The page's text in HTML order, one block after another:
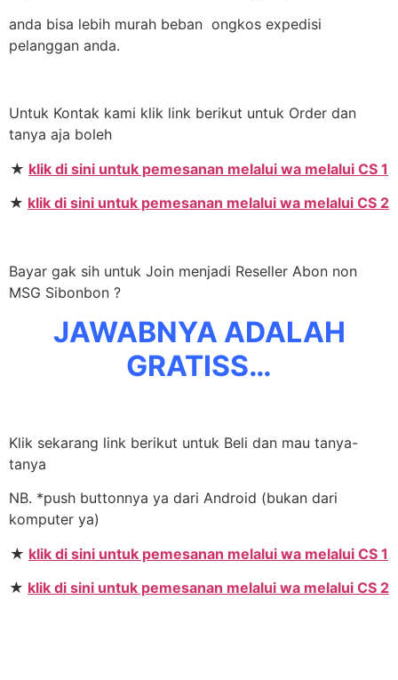
anda bisa lebih murah beban ongkos expedisi
pelanggan anda.
Untuk Kontak kami klik link berikut untuk Order dan
tanya aja boleh
★ klik di sini untuk pemesanan melalui wa melalui CS 1
★ klik di sini untuk pemesanan melalui wa melalui CS 2
Bayar gak sih untuk Join menjadi Reseller Abon non
MSG Sibonbon ?
JAWABNYA ADALAH
GRATISS…
Klik sekarang link berikut untuk Beli dan mau tanya-
tanya
NB. *push buttonnya ya dari Android (bukan dari
komputer ya)
★ klik di sini untuk pemesanan melalui wa melalui CS 1
★ klik di sini untuk pemesanan melalui wa melalui CS 2